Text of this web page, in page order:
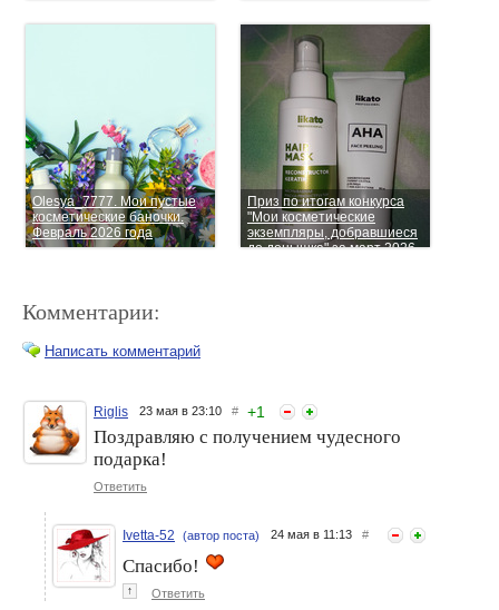
Olesya_7777. Мои пустые
косметические баночки.
Февраль 2026 года
Приз по итогам конкурса
"Мои косметические
экземпляры, добравшиеся
до донышка" за март 2026
Мина-mnm. Мои пустые
баночки за февраль 2026
Nadsten91. Пустые
Комментарии:
Написать комментарий
Riglis 23 мая в 23:10 # +1
Поздравляю с получением чудесного
подарка!
Ответить
Ivetta-52 (автор поста) 24 мая в 11:13 #
Спасибо!
↑ Ответить